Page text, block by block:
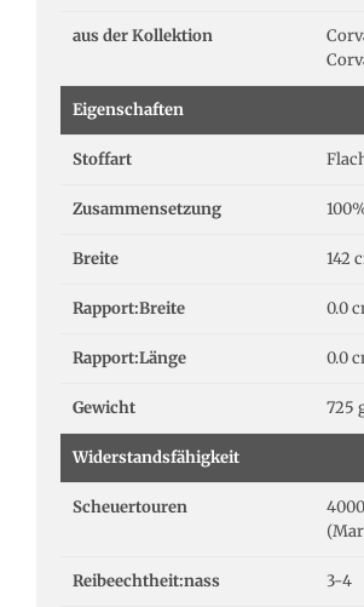
aus der Kollektion
Eigenschaften
Stoffart
Zusammensetzung
Breite 142
Rapport:Breite 0.0
Rapport:Länge 0.0
Gewicht 725
Widerstandsfähigkeit
Scheuertouren
Reibeechtheit:nass 3-4